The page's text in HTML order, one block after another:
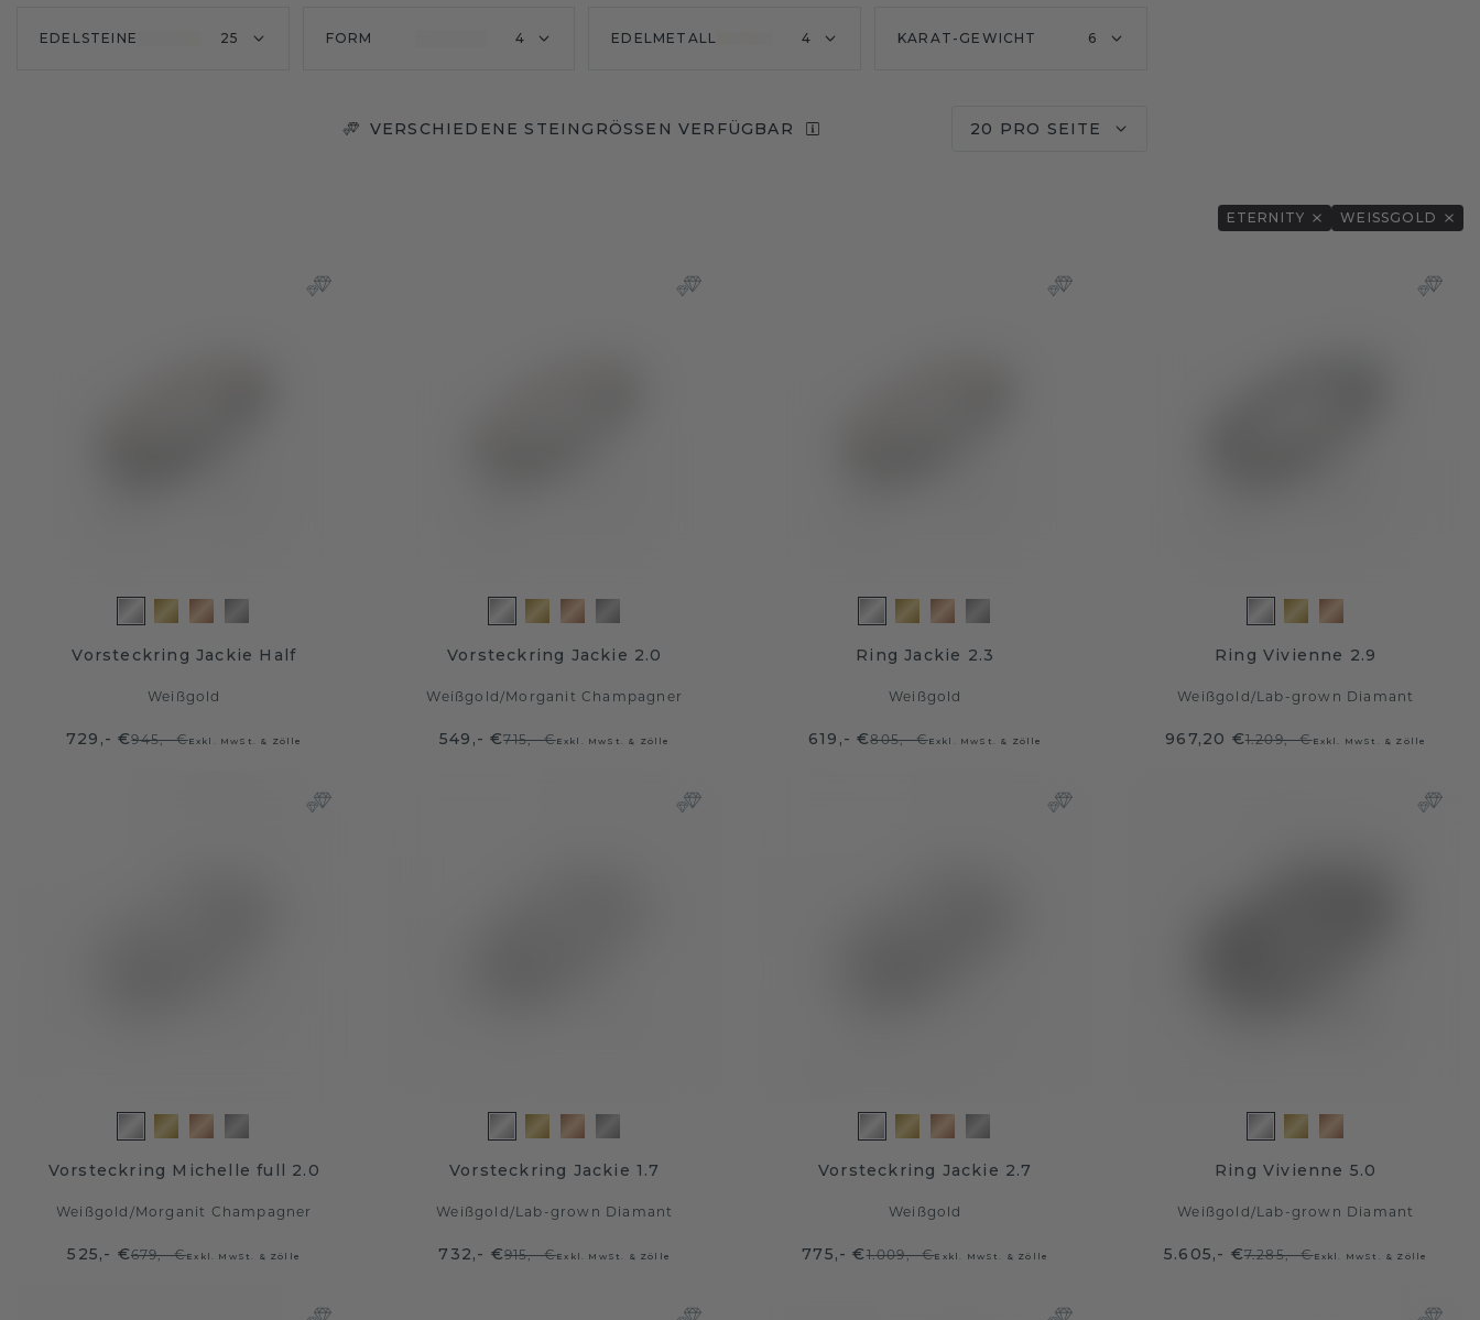
EDELSTEINE 25 FORM 4 EDELMETALL 4 KARAT-GEWICHT 6
VERSCHIEDENE STEINGRÖSSEN VERFÜGBAR 20 PRO SEITE
ETERNITY WEISSGOLD
Vorsteckring Jackie Half
Weißgold
729,- €945,- €Exkl. MwSt. & Zölle
Vorsteckring Jackie 2.0
Weißgold /Morganit Champagner
549,- €715,- €Exkl. MwSt. & Zölle
Ring Jackie 2.3
Weißgold
619,- €805,- €Exkl. MwSt. & Zölle
Ring Vivienne 2.9
Weißgold /Lab-grown Diamant
967,20 €1.209,- €Exkl. MwSt. & Zölle
Vorsteckring Michelle full 2.0
Weißgold /Morganit Champagner
525,- €679,- €Exkl. MwSt. & Zölle
Vorsteckring Jackie 1.7
Weißgold/Lab-grown Diamant
732,- €915,- €Exkl. MwSt. & Zölle
Vorsteckring Jackie 2.7
Weißgold
775,- €1.009,- €Exkl. MwSt. & Zölle
Ring Vivienne 5.0
Weißgold/Lab-grown Diamant
5.605,- €7.285,- €Exkl. MwSt. & Zölle